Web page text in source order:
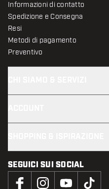
Informazioni di contatto
Spedizione e Consegna
Resi
Metodi di pagamento
Preventivo
SEGUICI SUI SOCIAL